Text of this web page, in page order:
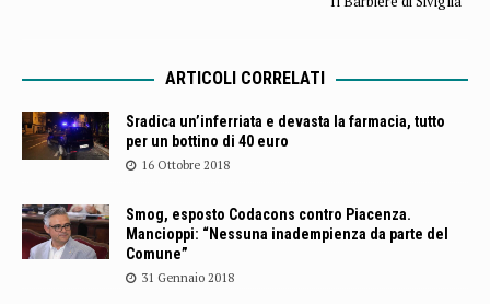
ARTICOLI CORRELATI
Sradica un’inferriata e devasta la farmacia, tutto
per un bottino di 40 euro
16 Ottobre 2018
Smog, esposto Codacons contro Piacenza.
Mancioppi: “Nessuna inadempienza da parte del
Comune”
31 Gennaio 2018